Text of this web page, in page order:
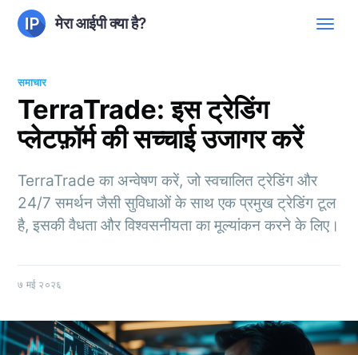
मेरा आईपी क्या है?
समाचार
TerraTrade: इस ट्रेडिंग
प्लेटफ़ॉर्म की सच्चाई उजागर करें
TerraTrade का अन्वेषण करें, जो स्वचालित ट्रेडिंग और
24/7 समर्थन जैसी सुविधाओं के साथ एक प्रमुख ट्रेडिंग टूल
है, इसकी वैधता और विश्वसनीयता का मूल्यांकन करने के लिए।
७ मई २०२६